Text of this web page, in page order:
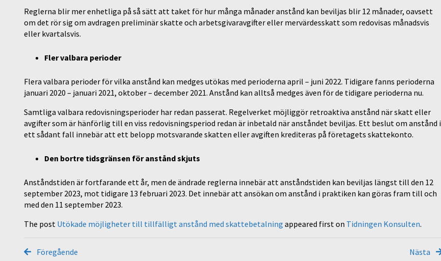
Reglerna blir mer enhetliga på så sätt att taket för hur många månader anstånd kan beviljas blir 12 månader, oavsett
om det rör sig om avdragen preliminär skatte och arbetsgivaravgifter eller mervärdesskatt som redovisas månadsvis
eller kvartalsvis.
Fler valbara perioder
Flera valbara perioder för vilka anstånd kan medges utökas med perioderna april – juni 2022. Tidigare fanns perioderna
januari 2020 – januari 2021, oktober – december 2021. Anstånd kan alltså medges även för de tidigare perioderna nu.
Samtliga valbara redovisningsperioder har redan passerat. Regelverket möjliggör retroaktiva anstånd när skatt eller
avgifter som är hänförlig till en viss redovisningsperiod redan är inbetald när anståndet beviljas. Ett beslut om anstånd i
ett sådant fall innebär att ett belopp motsvarande skatten eller avgiften krediteras på företagets skattekonto.
Den bortre tidsgränsen för anstånd skjuts
Anståndstiden är fortfarande ett år, men de ändrade reglerna innebär att anståndstiden kan beviljas längst till den 12
september 2023, mot tidigare 13 februari 2023. Det innebär att ansökan om anstånd i praktiken kan göras fram till och
med den 11 september 2023.
The post Utökade möjligheter till tillfälligt anstånd med skattebetalning appeared first on Tidningen Konsulten.
Föregående Nästa